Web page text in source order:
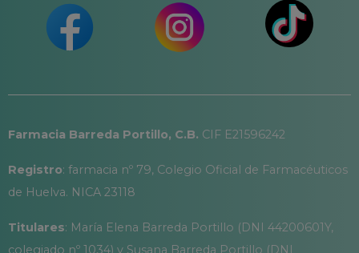
Farmacia Barreda Portillo, C.B. CIF E21596242
Registro: farmacia nº 79, Colegio Oficial de Farmacéuticos
de Huelva. NICA 23118
Titulares: María Elena Barreda Portillo (DNI 44200601Y,
colegiado nº 1034) y Susana Barreda Portillo (DNI